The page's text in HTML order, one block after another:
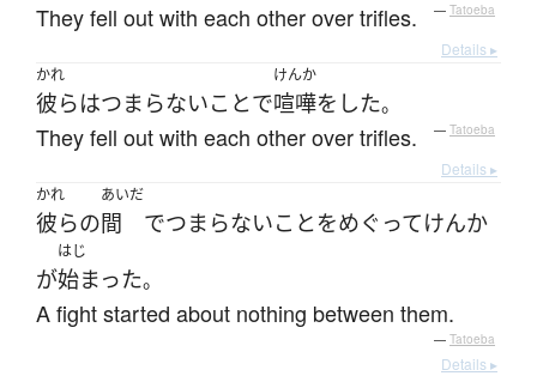
They fell out with each other over trifles. — Tatoeba
Details ▸
かれ
彼らはつまらないことで
けんか
喧嘩を した。
They fell out with each other over trifles. — Tatoeba
Details ▸
かれ
彼らの
あいだ
間 でつまらないことをめぐってけんか
が
はじ
始まった。
A fight started about nothing between them.
— Tatoeba
Details ▸